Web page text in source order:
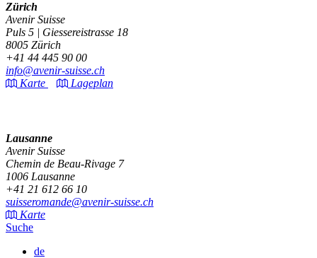
Zürich
Avenir Suisse
Puls 5 | Giessereistrasse 18
8005 Zürich
+41 44 445 90 00
info@avenir-suisse.ch
Karte
Lageplan
Lausanne
Avenir Suisse
Chemin de Beau-Rivage 7
1006 Lausanne
+41 21 612 66 10
suisseromande@avenir-suisse.ch
Karte
Suche
de